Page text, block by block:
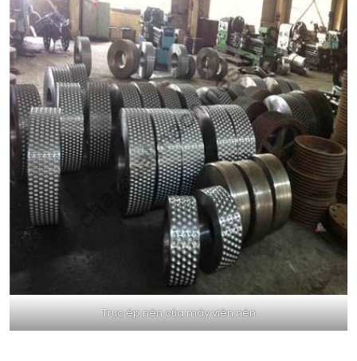
Trục ép nén của máy viên nén